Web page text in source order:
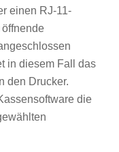
einen RJ-11-
in diesem Fall das
den Drucker.
die